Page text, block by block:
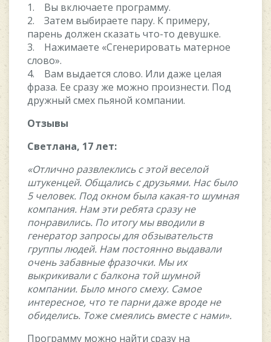
1. Вы включаете программу.
2. Затем выбираете пару. К примеру,
парень должен сказать что-то девушке.
3. Нажимаете «Сгенерировать матерное
слово».
4. Вам выдается слово. Или даже целая
фраза. Ее сразу же можно произнести. Под
дружный смех пьяной компании.
Отзывы
Светлана, 17 лет:
«Отлично развлеклись с этой веселой
штукенцей. Общались с друзьями. Нас было
5 человек. Под окном была какая-то шумная
компания. Нам эти ребята сразу не
понравились. По итогу мы вводили в
генератор запросы для обзывательств
группы людей. Нам постоянно выдавали
очень забавные фразочки. Мы их
выкрикивали с балкона той шумной
компании. Было много смеху. Самое
интересное, что те парни даже вроде не
обиделись. Тоже смеялись вместе с нами».
Программу можно найти сразу на